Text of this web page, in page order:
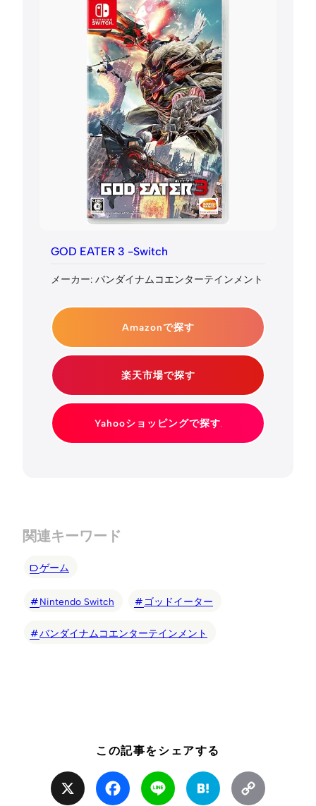
GOD EATER 3 -Switch
メーカー: バンダイナムコエンターテインメント
Amazonで探す
楽天市場で探す
Yahooショッピングで探す
関連キーワード
ゲーム
Nintendo Switch ゴッドイーター
バンダイナムコエンターテインメント
この記事をシェアする
Facebook Line Hatena